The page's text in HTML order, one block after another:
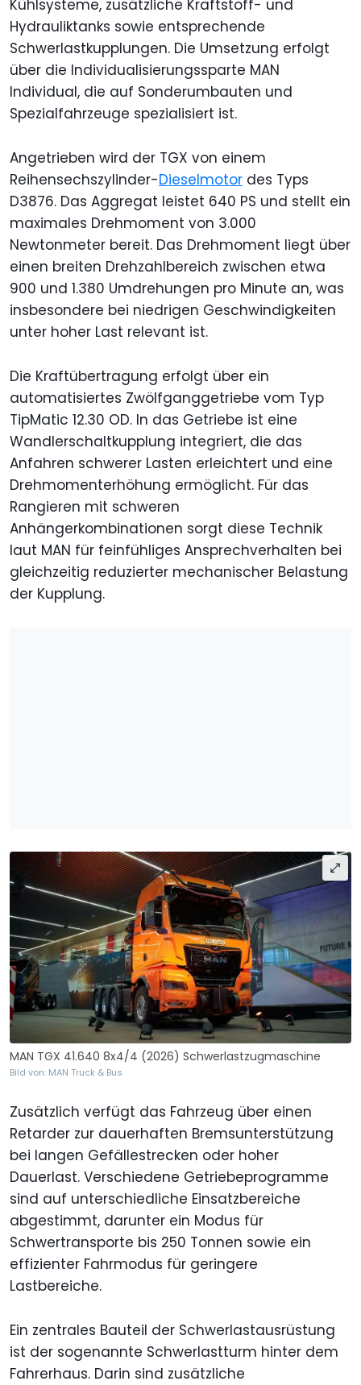
Kühlsysteme, zusätzliche Kraftstoff- und
Hydrauliktanks sowie entsprechende
Schwerlastkupplungen. Die Umsetzung erfolgt
über die Individualisierungssparte MAN
Individual, die auf Sonderumbauten und
Spezialfahrzeuge spezialisiert ist.
Angetrieben wird der TGX von einem
Reihensechszylinder-Dieselmotor des Typs
D3876. Das Aggregat leistet 640 PS und stellt ein
maximales Drehmoment von 3.000
Newtonmeter bereit. Das Drehmoment liegt über
einen breiten Drehzahlbereich zwischen etwa
900 und 1.380 Umdrehungen pro Minute an, was
insbesondere bei niedrigen Geschwindigkeiten
unter hoher Last relevant ist.
Die Kraftübertragung erfolgt über ein
automatisiertes Zwölfganggetriebe vom Typ
TipMatic 12.30 OD. In das Getriebe ist eine
Wandlerschaltkupplung integriert, die das
Anfahren schwerer Lasten erleichtert und eine
Drehmomenterhöhung ermöglicht. Für das
Rangieren mit schweren
Anhängerkombinationen sorgt diese Technik
laut MAN für feinfühliges Ansprechverhalten bei
gleichzeitig reduzierter mechanischer Belastung
der Kupplung.
MAN TGX 41.640 8x4/4 (2026) Schwerlastzugmaschine
Bild von: MAN Truck & Bus
Zusätzlich verfügt das Fahrzeug über einen
Retarder zur dauerhaften Bremsunterstützung
bei langen Gefällestrecken oder hoher
Dauerlast. Verschiedene Getriebeprogramme
sind auf unterschiedliche Einsatzbereiche
abgestimmt, darunter ein Modus für
Schwertransporte bis 250 Tonnen sowie ein
effizienter Fahrmodus für geringere
Lastbereiche.
Ein zentrales Bauteil der Schwerlastausrüstung
ist der sogenannte Schwerlastturm hinter dem
Fahrerhaus. Darin sind zusätzliche